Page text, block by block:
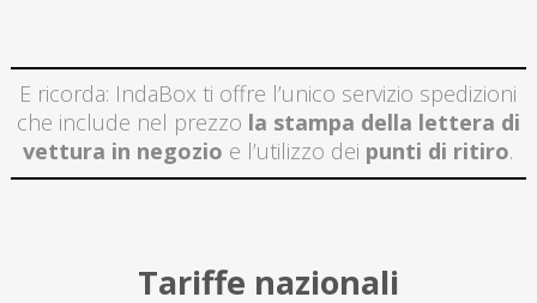
E ricorda: IndaBox ti offre l’unico servizio spedizioni
che include nel prezzo la stampa della lettera di
vettura in negozio e l’utilizzo dei punti di ritiro.
Tariffe nazionali